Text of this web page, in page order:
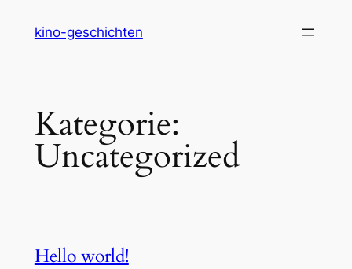
Inhaltkino-geschichten
Kategorie:
Uncategorized
Hello world!